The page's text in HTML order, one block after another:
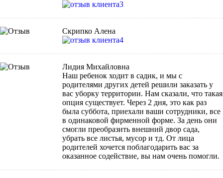
Скрипко Алена
Лидия Михайловна
Наш ребенок ходит в садик, и мы с
родителями других детей решили заказать у
вас уборку территории. Нам сказали, что такая
опция существует. Через 2 дня, это как раз
была суббота, приехали ваши сотрудники, все
в одинаковой фирменной форме. За день они
смогли преобразить внешний двор сада,
убрать все листья, мусор и тд. От лица
родителей хочется поблагодарить вас за
оказанное содействие, вы нам очень помогли.